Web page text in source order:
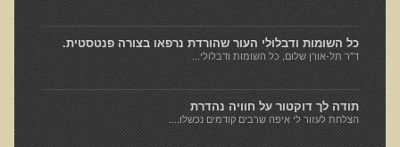
האם בטבע אכלנו דגנים וקטניות?
למה חשוב להיות טבעוני בריא?
שומן מעופש
חומצה אוקסלית
הנבטה והשרייה
כל השומות ודבלולי העור שהורדת נרפאו בצורה פנטסטית.
ד"ר תל-אורן שלום, כל השומות ודבלולי...
תודה לך דוקטור על חוויה נהדרת
הצלחת לעזור לי איפה שרבים קודמים נכשלו....